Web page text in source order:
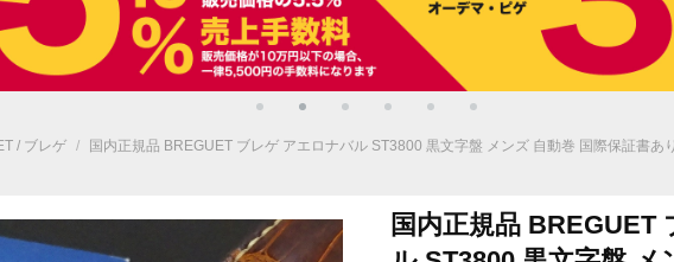
/ ブレゲ / 国内正規品 BREGUET ブレゲ アエロナバル ST3800 黒文字盤 メンズ 自動巻 国際保証書あ
国内正規品 BREGUET